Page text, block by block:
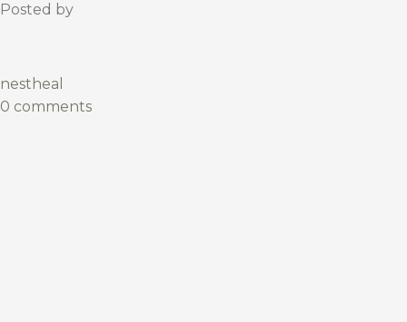
Posted by
nestheal
0 comments